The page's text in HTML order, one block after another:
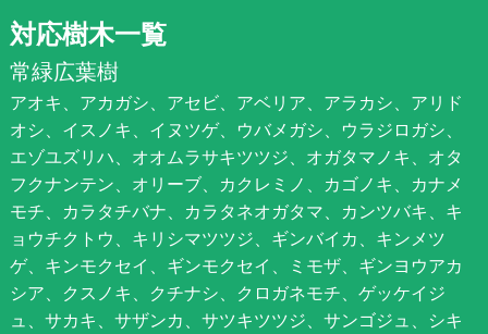
対応樹木一覧
常緑広葉樹
アオキ、アカガシ、アセビ、アベリア、アラカシ、アリド
オシ、イスノキ、イヌツゲ、ウバメガシ、ウラジロガシ、
エゾユズリハ、オオムラサキツツジ、オガタマノキ、オタ
フクナンテン、オリーブ、カクレミノ、カゴノキ、カナメ
モチ、カラタチバナ、カラタネオガタマ、カンツバキ、キ
ョウチクトウ、キリシマツツジ、ギンバイカ、キンメツ
ゲ、キンモクセイ、ギンモクセイ、ミモザ、ギンヨウアカ
シア、クスノキ、クチナシ、クロガネモチ、ゲッケイジ
ュ、サカキ、サザンカ、サツキツツジ、サンゴジュ、シキ